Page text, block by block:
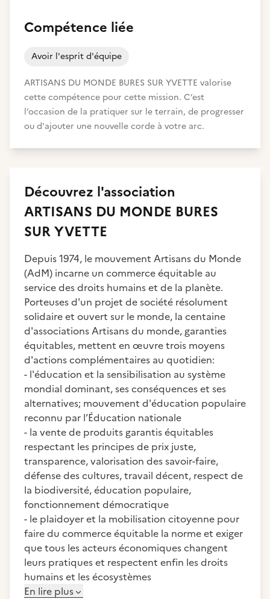
Compétence liée
Avoir l'esprit d'équipe
ARTISANS DU MONDE BURES SUR YVETTE valorise
cette compétence pour cette mission. C’est
l’occasion de la pratiquer sur le terrain, de progresser
ou d'ajouter une nouvelle corde à votre arc.
Découvrez l'association
ARTISANS DU MONDE BURES
SUR YVETTE
Depuis 1974, le mouvement Artisans du Monde
(AdM) incarne un commerce équitable au
service des droits humains et de la planète.
Porteuses d'un projet de société résolument
solidaire et ouvert sur le monde, la centaine
d'associations Artisans du monde, garanties
équitables, mettent en œuvre trois moyens
d'actions complémentaires au quotidien:
- l'éducation et la sensibilisation au système
mondial dominant, ses conséquences et ses
alternatives; mouvement d'éducation populaire
reconnu par l’Éducation nationale
- la vente de produits garantis équitables
respectant les principes de prix juste,
transparence, valorisation des savoir-faire,
défense des cultures, travail décent, respect de
la biodiversité, éducation populaire,
fonctionnement démocratique
- le plaidoyer et la mobilisation citoyenne pour
faire du commerce équitable la norme et exiger
que tous les acteurs économiques changent
leurs pratiques et respectent enfin les droits
humains et les écosystèmes
En lire plus